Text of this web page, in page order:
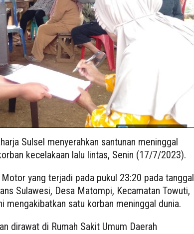
Sulsel menyerahkan santunan meninggal
kecelakaan lalu lintas, Senin (17/7/2023).
yang terjadi pada pukul 23:20 pada tanggal
Sulawesi, Desa Matompi, Kecamatan Towuti,
mengakibatkan satu korban meninggal dunia.
dirawat di Rumah Sakit Umum Daerah